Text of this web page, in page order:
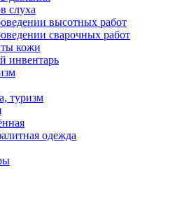
слуха
высотных работ
сварочных работ
кожи
инвентарь
туризм
одежда